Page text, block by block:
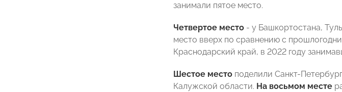
занимали пятое место.
Четвертое место - у Башкортостана,
место вверх по сравнению с
Краснодарский край, в 2022 году
Шестое место поделили Санкт-
Калужской области. На восьмом месте